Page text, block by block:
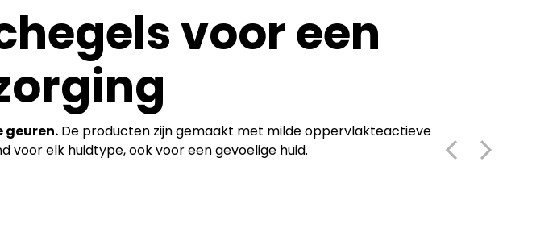
voor een
geuren. De producten zijn gemaakt met milde oppervlakteactieve
elk huidtype, ook voor een gevoelige huid.